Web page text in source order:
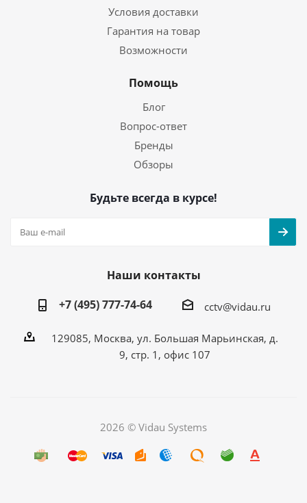
Условия доставки
Гарантия на товар
Возможности
Помощь
Блог
Вопрос-ответ
Бренды
Обзоры
Будьте всегда в курсе!
Наши контакты
+7 (495) 777-74-64
cctv@vidau.ru
129085, Москва, ул. Большая Марьинская, д.
9, стр. 1, офис 107
2026 © Vidau Systems